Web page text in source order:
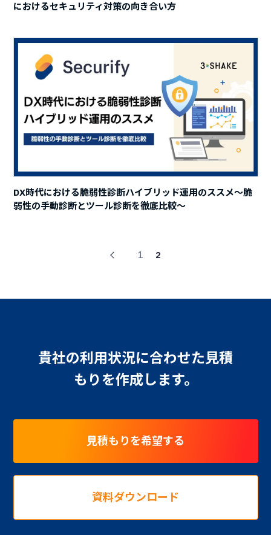
におけるセキュリティ対策の向き合い方
DX時代における脆弱性診断ハイブリッド運用のススメ～脆
弱性の手動診断とツール診断を徹底比較～
1 2
貴社の利用状況に合わせた見積
もりを作成します。
見積もりを希望する
資料ダウンロード